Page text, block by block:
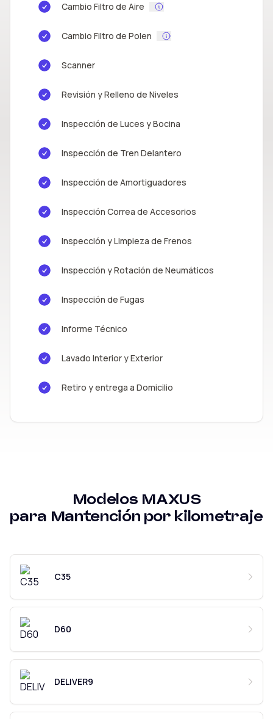
Cambio Filtro de Aire
Cambio Filtro de Polen
Scanner
Revisión y Relleno de Niveles
Inspección de Luces y Bocina
Inspección de Tren Delantero
Inspección de Amortiguadores
Inspección Correa de Accesorios
Inspección y Limpieza de Frenos
Inspección y Rotación de Neumáticos
Inspección de Fugas
Informe Técnico
Lavado Interior y Exterior
Retiro y entrega a Domicilio
Modelos MAXUS
para Mantención por kilometraje
C35
D60
DELIVER9